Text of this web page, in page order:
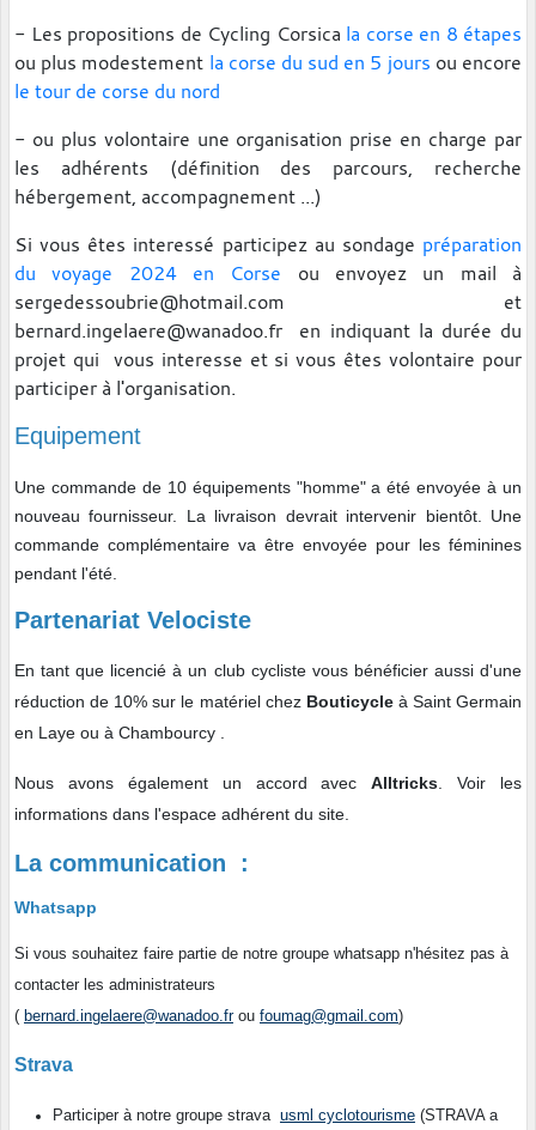
- Les propositions de Cycling Corsica la corse en 8 étapes
ou plus modestement la corse du sud en 5 jours ou encore
le tour de corse du nord
- ou plus volontaire une organisation prise en charge par
les adhérents (définition des parcours, recherche
hébergement, accompagnement ...)
Si vous êtes interessé participez au sondage préparation
du voyage 2024 en Corse ou envoyez un mail à
sergedessoubrie@hotmail.com et
bernard.ingelaere@wanadoo.fr en indiquant la durée du
projet qui vous interesse et si vous êtes volontaire pour
participer à l'organisation.
Equipement
Une commande de 10 équipements "homme" a été envoyée à un
nouveau fournisseur. La livraison devrait intervenir bientôt. Une
commande complémentaire va être envoyée pour les féminines
pendant l'été.
Partenariat Velociste
En tant que licencié à un club cycliste vous bénéficier aussi d'une
réduction de 10% sur le matériel chez Bouticycleà Saint Germain
en Laye ou à Chambourcy .
Nous avons également un accord avecAlltricks . Voir les
informations dans l'espace adhérent du site.
La communication :
Whatsapp
Si vous souhaitez faire partie de notre groupe whatsapp n'hésitez pas à
contacter les administrateurs
( bernard.ingelaere@wanadoo.frou foumag@gmail.com)
Strava
Participer à notre groupe strava usml cyclotourisme (STRAVA a